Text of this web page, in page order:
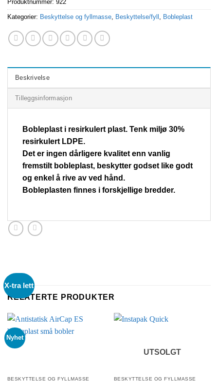
Produktnummer: 922
Kategorier: Beskyttelse og fyllmasse, Beskyttelse/fyll , Bobleplast
Beskrivelse
Tilleggsinformasjon
Bobleplast i resirkulert plast. Tenk miljø 30%
resirkulert LDPE.
Det er ingen dårligere kvalitet enn vanlig
fremstilt bobleplast, beskytter godset like godt
og enkel å rive av ved hånd.
Bobleplasten finnes i forskjellige bredder.
X-tra lett
RELATERTE PRODUKTER
Nyhet
BESKYTTELSE OG FYLLMASSE
UTSOLGT
BESKYTTELSE OG FYLLMASSE